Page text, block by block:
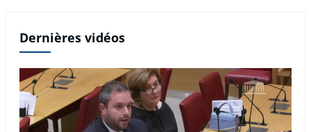
Dernières vidéos